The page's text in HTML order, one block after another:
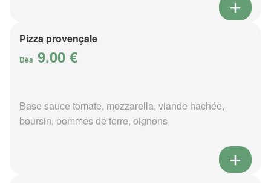
Pizza provençale
Dès 9.00 €
Base sauce tomate, mozzarella, viande hachée,
boursin, pommes de terre, oignons